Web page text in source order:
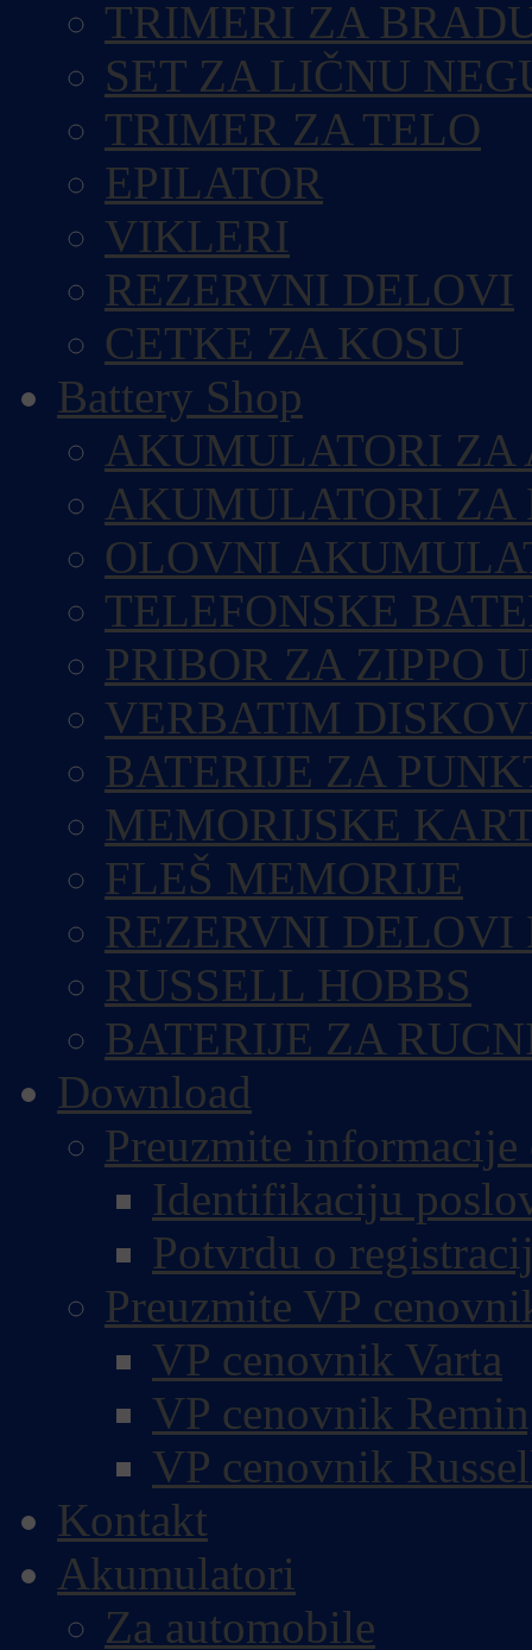
TRIMERI ZA
SET ZA LIČNU
TRIMER ZA TELO
EPILATOR
VIKLERI
REZERVNI DELOVI
CETKE ZA KOSU
Battery Shop
AKUMULATORI ZA
AKUMULATORI ZA
OLOVNI
TELEFONSKE
PRIBOR ZA ZIPPO
VERBATIM
BATERIJE ZA
MEMORIJSKE
FLEŠ MEMORIJE
REZERVNI DELOVI
RUSSELL HOBBS
BATERIJE ZA
Download
Preuzmite
Identifikaciju
Potvrdu o
Preuzmite VP
VP cenovnik Varta
VP cenovnik
VP cenovnik
Kontakt
Akumulatori
Za automobile